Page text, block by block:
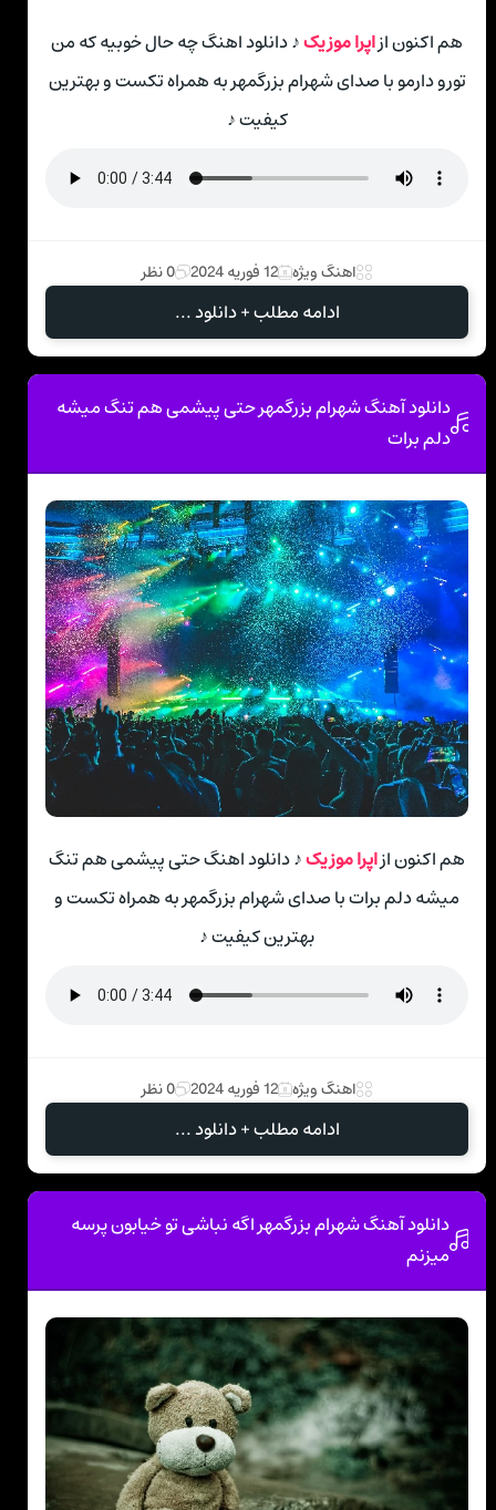
هم اکنون ازاپرا موزیک♪ دانلود اهنگ چه حال خوبیه که من
تورو دارمو با صدای شهرام بزرگمهر به همراه تکست و بهترین
کیفیت ♪
اهنگ ویژه 12 فوریه 2024 0 نظر
ادامه مطلب + دانلود ...
دانلود آهنگ شهرام بزرگمهر حتی پیشمی هم تنگ میشه
دلم برات
هم اکنون ازاپرا موزیک♪ دانلود اهنگ حتی پیشمی هم تنگ
میشه دلم برات با صدای شهرام بزرگمهر به همراه تکست و
بهترین کیفیت ♪
اهنگ ویژه 12 فوریه 2024 0 نظر
ادامه مطلب + دانلود ...
دانلود آهنگ شهرام بزرگمهر اگه نباشی تو خیابون پرسه
میزنم